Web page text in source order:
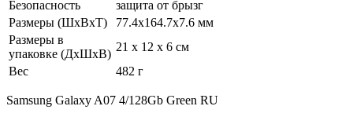
Безопасность
защита от брызг
Размеры (ШхВхТ)
77.4x164.7x7.6 мм
Размеры в
упаковке (ДхШхВ)
21 x 12 x 6 см
Вес
482 г
Samsung Galaxy A07 4/128Gb Green RU